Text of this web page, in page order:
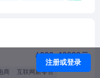
6000-10000元
商 互联网新零售
注册或登录